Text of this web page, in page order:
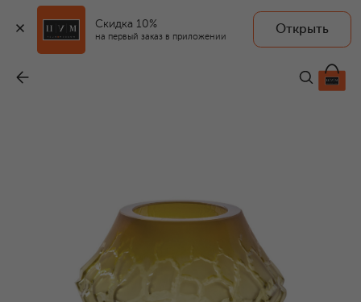
Скидка 10%
на первый заказ в приложении
Открыть